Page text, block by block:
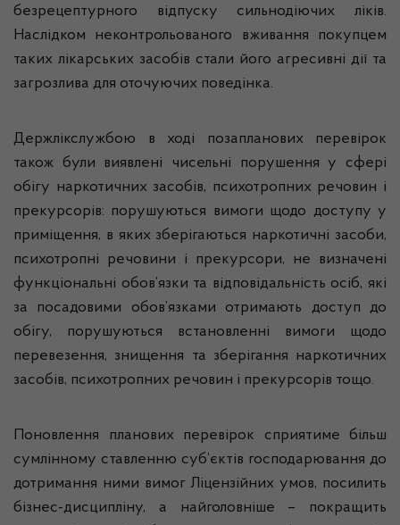
безрецептурного відпуску сильнодіючих ліків.
Наслідком неконтрольованого вживання покупцем
таких лікарських засобів стали його агресивні дії та
загрозлива для оточуючих поведінка.
Держлікслужбою в ході позапланових перевірок
також були виявлені чисельні порушення у сфері
обігу наркотичних засобів, психотропних речовин і
прекурсорів: порушуються вимоги щодо доступу у
приміщення, в яких зберігаються наркотичні засоби,
психотропні речовини і прекурсори, не визначені
функціональні обов’язки та відповідальність осіб, які
за посадовими обов’язками отримають доступ до
обігу, порушуються встановленні вимоги щодо
перевезення, знищення та зберігання наркотичних
засобів, психотропних речовин і прекурсорів тощо.
Поновлення планових перевірок сприятиме більш
сумлінному ставленню суб’єктів господарювання до
дотримання ними вимог Ліцензійних умов, посилить
бізнес-дисципліну, а найголовніше – покращить